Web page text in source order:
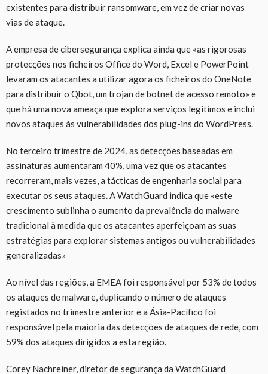
existentes para distribuir ransomware, em vez de criar novas
vias de ataque.
A empresa de cibersegurança explica ainda que «as rigorosas
protecções nos ficheiros Office do Word, Excel e PowerPoint
levaram os atacantes a utilizar agora os ficheiros do OneNote
para distribuir o Qbot, um trojan de botnet de acesso remoto» e
que há uma nova ameaça que explora serviços legítimos e inclui
novos ataques às vulnerabilidades dos plug-ins do WordPress.
No terceiro trimestre de 2024, as detecções baseadas em
assinaturas aumentaram 40%, uma vez que os atacantes
recorreram, mais vezes, a tácticas de engenharia social para
executar os seus ataques. A WatchGuard indica que «este
crescimento sublinha o aumento da prevalência do malware
tradicional à medida que os atacantes aperfeiçoam as suas
estratégias para explorar sistemas antigos ou vulnerabilidades
generalizadas»
Ao nível das regiões, a EMEA foi responsável por 53% de todos
os ataques de malware, duplicando o número de ataques
registados no trimestre anterior e a Ásia-Pacífico foi
responsável pela maioria das detecções de ataques de rede, com
59% dos ataques dirigidos a esta região.
Corey Nachreiner, diretor de segurança da WatchGuard